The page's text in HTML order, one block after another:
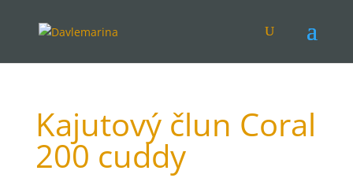
Kajutový člun Coral
200 cuddy